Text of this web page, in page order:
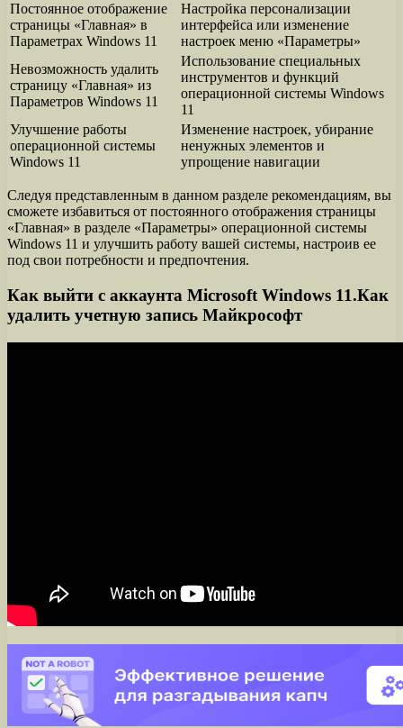
Постоянное отображение
страницы «Главная» в
Параметрах Windows 11
Настройка персонализации
интерфейса или изменение
настроек меню «Параметры»
Невозможность удалить
страницу «Главная» из
Параметров Windows 11
Использование специальных
инструментов и функций
операционной системы Windows
11
Улучшение работы
операционной системы
Windows 11
Изменение настроек, убирание
ненужных элементов и
упрощение навигации
Следуя представленным в данном разделе рекомендациям, вы
сможете избавиться от постоянного отображения страницы
«Главная» в разделе «Параметры» операционной системы
Windows 11 и улучшить работу вашей системы, настроив ее
под свои потребности и предпочтения.
Как выйти с аккаунта Microsoft Windows 11.Как
удалить учетную запись Майкрософт